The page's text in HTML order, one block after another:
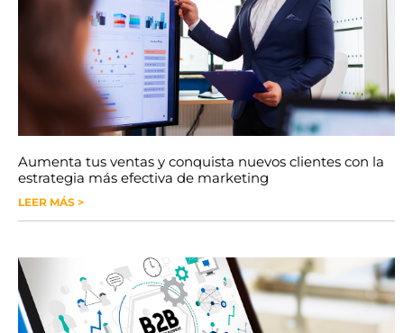
Aumenta tus ventas y conquista nuevos clientes con la
estrategia más efectiva de marketing
LEER MÁS >